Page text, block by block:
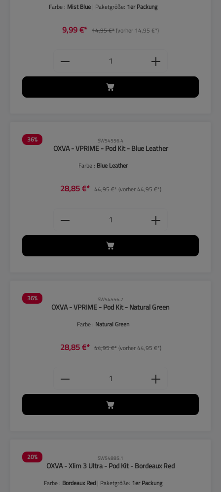
Farbe : Mist Blue | Paketgröße: 1er Packung
9,99 €* 14,95 €*(vorher 14,95 €*)
Produkt Anzahl: Gib den
36% SW54556.4
OXVA - VPRIME - Pod Kit - Blue Leather
Farbe : Blue Leather
28,85 €* 44,95 €*(vorher 44,95 €*)
Produkt Anzahl: Gib den
36% SW54556.7
OXVA - VPRIME - Pod Kit - Natural Green
Farbe : Natural Green
28,85 €* 44,95 €*(vorher 44,95 €*)
Produkt Anzahl: Gib den
20% SW54885.1
OXVA - Xlim 3 Ultra - Pod Kit - Bordeaux Red
Farbe : Bordeaux Red | Paketgröße: 1er Packung